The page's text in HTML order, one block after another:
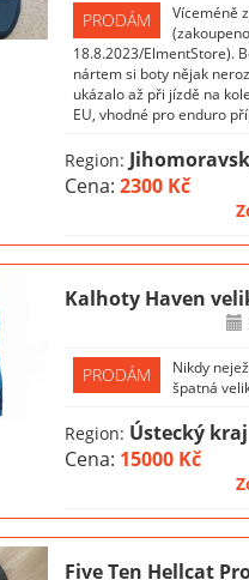
PRODÁM
Víceméně
(zakoupeno
18.8.2023/ElmentStore).
nártem si boty nějak
ukázalo až při jízdě na
EU, vhodné pro enduro
Region:
Cena:2300 Kč
Kalhoty Haven
PRODÁM
Nikdy
špatná
Region: Ústecký kraj
Cena: 15000 Kč
Five Ten Hellcat